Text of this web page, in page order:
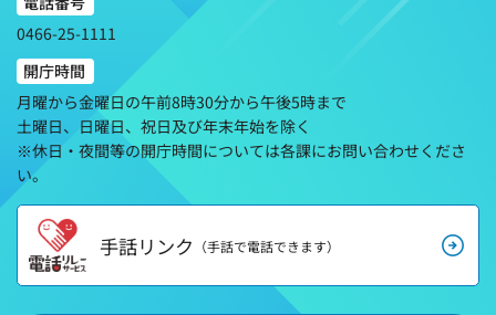
0466-25-1111
開庁時間
月曜から金曜日の午前8時30分から午後5時まで
土曜日、日曜日、祝日及び年末年始を除く
※休日・夜間等の開庁時間については各課にお問い合わせくださ
い。
手話リンク （手話で電話できます）